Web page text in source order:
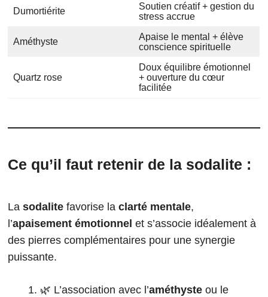
Dumortiérite
Soutien créatif + gestion du
stress accrue
Améthyste
Apaise le mental + élève
conscience spirituelle
Quartz rose
Doux équilibre émotionnel
+ ouverture du cœur
facilitée
Ce qu’il faut retenir de la sodalite :
La sodalite favorise la clarté mentale,
l’apaisement émotionnel et s’associe idéalement à
des pierres complémentaires pour une synergie
puissante.
🌿 L’association avec l’améthyste ou le